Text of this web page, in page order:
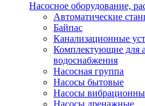
Насосное оборудование,
Автоматические
Байпас
Канализационные
Комплектующие для
водоснабжения
Насосная группа
Насосы бытовые
Насосы
Насосы дренажные